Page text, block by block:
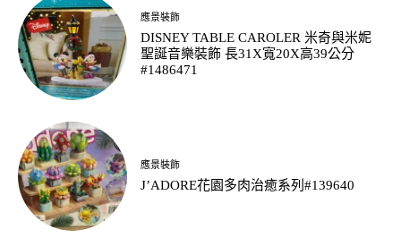
應景裝飾
DISNEY TABLE CAROLER 米奇與米妮
聖誕音樂裝飾 長31X寬20X高39公分
#1486471
應景裝飾
J’ADORE花園多肉治癒系列#139640